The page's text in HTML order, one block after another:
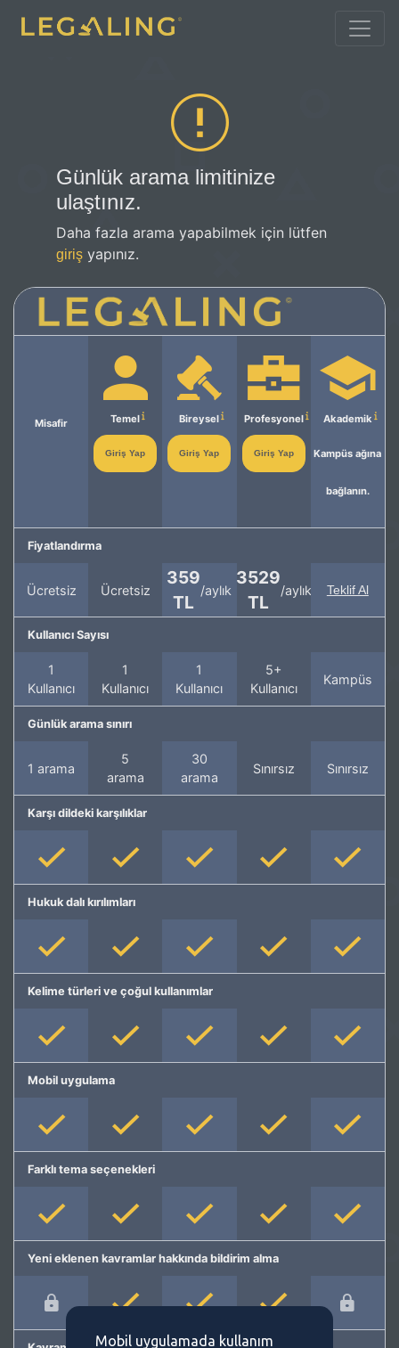
Günlük arama limitinize
ulaştınız.
Daha fazla arama yapabilmek için lütfen
giriş yapınız.
Misafir Temel
Giriş Yap
Bireysel
Giriş Yap
Profesyonel
Giriş Yap
Akademik
Kampüs ağına
bağlanın.
Fiyatlandırma
Ücretsiz Ücretsiz
359
TL
/aylık
3529
TL
/aylık Teklif Al
Kullanıcı Sayısı
1
Kullanıcı
1
Kullanıcı
1
Kullanıcı
5+
Kullanıcı
Kampüs
Günlük arama sınırı
1 arama
5
arama
30
arama
Sınırsız Sınırsız
Karşı dildeki karşılıklar
Hukuk dalı kırılımları
Kelime türleri ve çoğul kullanımlar
Mobil uygulama
Farklı tema seçenekleri
Yeni eklenen kavramlar hakkında bildirim alma
Mobil uygulamada kullanım